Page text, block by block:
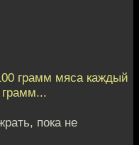
грамм мяса каждый
пока не